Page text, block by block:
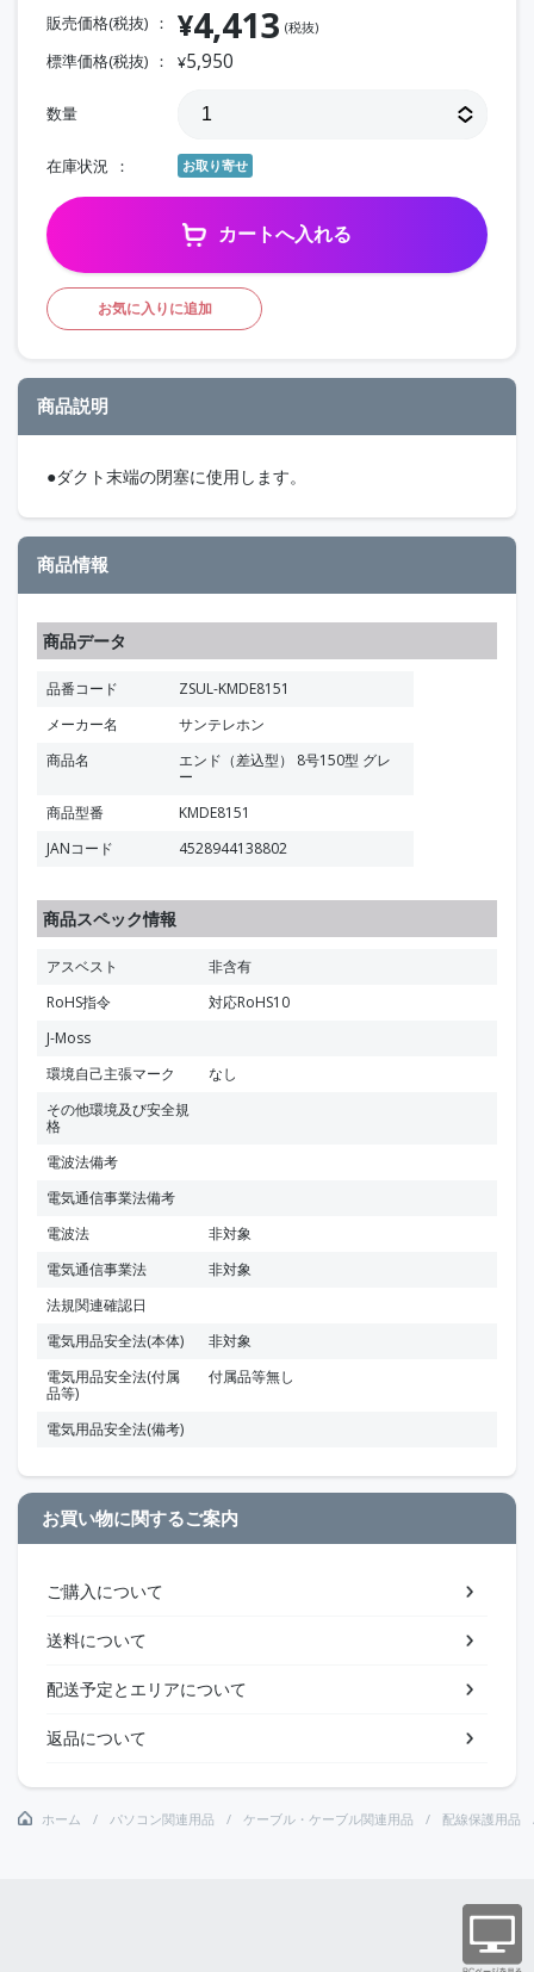
販売価格(税抜) ¥4,413 (税抜)
標準価格(税抜) ¥5,950
数量
在庫状況 お取り寄せ
カートへ入れる
お気に入りに追加
商品説明
●ダクト末端の閉塞に使用します。
商品情報
商品データ
品番コード
ZSUL-KMDE8151
メーカー名
サンテレホン
商品名
エンド（差込型） 8号150型 グレ
ー
商品型番
KMDE8151
JANコード
4528944138802
商品スペック情報
アスベスト
非含有
RoHS指令
対応RoHS10
J-Moss
環境自己主張マーク
なし
その他環境及び安全規
格
電波法備考
電気通信事業法備考
電波法
非対象
電気通信事業法
非対象
法規関連確認日
電気用品安全法(本体)
非対象
電気用品安全法(付属
品等)
付属品等無し
電気用品安全法(備考)
お買い物に関するご案内
ご購入について
送料について
配送予定とエリアについて
返品について
ホーム パソコン関連用品 ケーブル・ケーブル関連用品 配線保護用品